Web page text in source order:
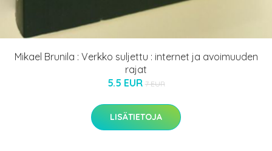
Mikael Brunila : Verkko suljettu : internet ja avoimuuden
rajat
5.5 EUR 7 EUR
LISÄTIETOJA